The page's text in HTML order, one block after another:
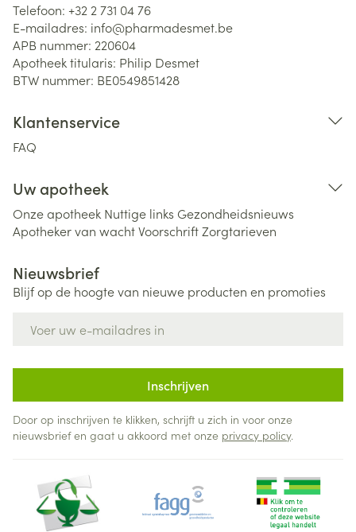
Telefoon: +32 2 731 04 76
E-mailadres: info@pharmadesmet.be
APB nummer: 220604
Apotheek titularis: Philip Desmet
BTW nummer: BE0549851428
Klantenservice
FAQ
Uw apotheek
Onze apotheek Nuttige links Gezondheidsnieuws
Apotheker van wachtVoorschriftZorgtarieven
Nieuwsbrief
Blijf op de hoogte van nieuwe producten en promoties
Inschrijven
Door op inschrijven te klikken, schrijft u zich in voor onze
nieuwsbrief en gaat u akkoord met onze privacy policy.